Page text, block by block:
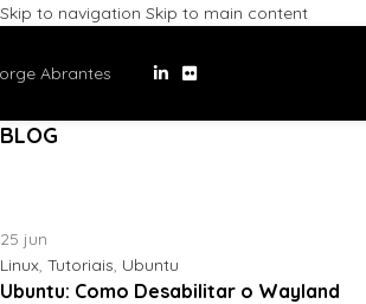
Skip to navigation Skip to main content
Abrantes
BLOG
25 jun
Linux, Tutoriais, Ubuntu
Ubuntu: Como Desabilitar o Wayland